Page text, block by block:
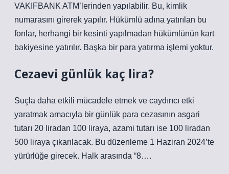
VAKIFBANK ATM’lerinden yapılabilir. Bu, kimlik
numarasını girerek yapılır. Hükümlü adına yatırılan bu
fonlar, herhangi bir kesinti yapılmadan hükümlünün kart
bakiyesine yatırılır. Başka bir para yatırma işlemi yoktur.
Cezaevi günlük kaç lira?
Suçla daha etkili mücadele etmek ve caydırıcı etki
yaratmak amacıyla bir günlük para cezasının asgari
tutarı 20 liradan 100 liraya, azami tutarı ise 100 liradan
500 liraya çıkarılacak. Bu düzenleme 1 Haziran 2024’te
yürürlüğe girecek. Halk arasında “8….